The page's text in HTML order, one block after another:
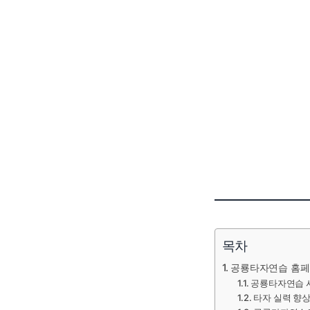
목차
공룡타자연습 홈
공룡타자연습
타자 실력 향